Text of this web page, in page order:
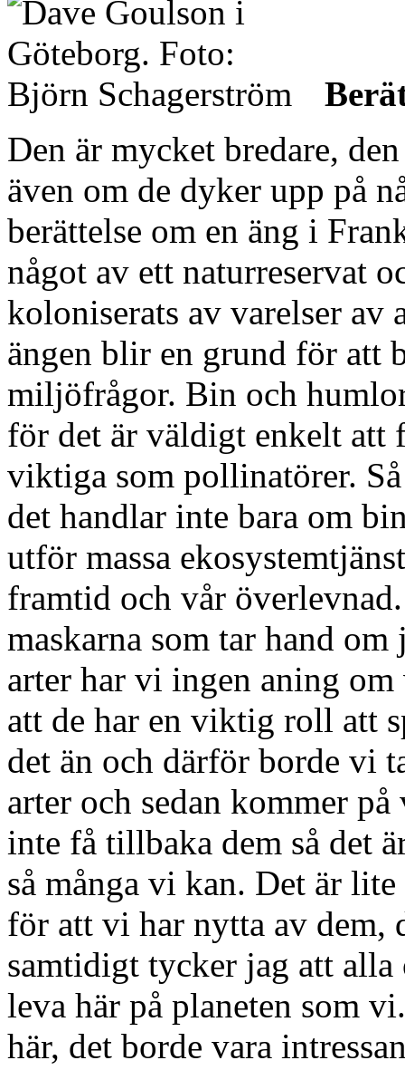
Den är mycket bredare,
även om de dyker upp på
berättelse om en äng i
något av ett naturreservat
koloniserats av varelser
ängen blir en grund för att
miljöfrågor. Bin och
för det är väldigt enkelt
viktiga som pollinatörer.
det handlar inte bara om
utför massa
framtid och vår
maskarna som tar hand
arter har vi ingen aning om
att de har en viktig roll att
det än och därför borde vi
arter och sedan kommer
inte få tillbaka dem så det
så många vi kan. Det är
för att vi har nytta av dem,
samtidigt tycker jag att
leva här på planeten som
här, det borde vara